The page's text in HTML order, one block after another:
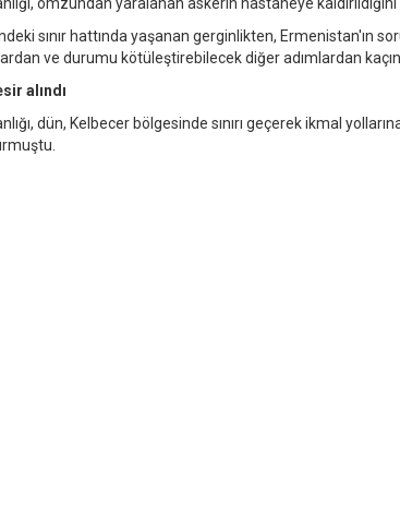
sınır hattında yaşanan gerginlikten, Ermenistan'ın
ve durumu kötüleştirebilecek diğer adımlardan
alındı
dün, Kelbecer bölgesinde sınırı geçerek ikmal